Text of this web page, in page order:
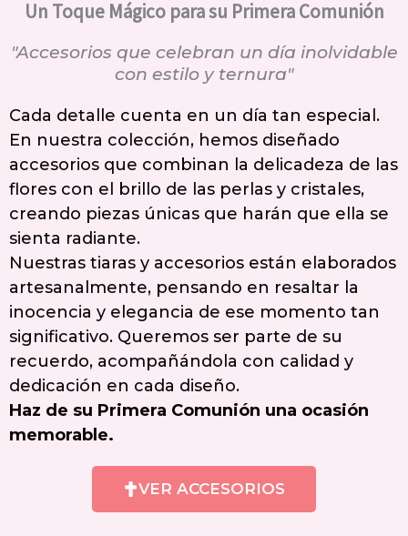
Un Toque Mágico para su Primera Comunión
"Accesorios que celebran un día inolvidable
con estilo y ternura"
Cada detalle cuenta en un día tan especial.
En nuestra colección, hemos diseñado
accesorios que combinan la delicadeza de las
flores con el brillo de las perlas y cristales,
creando piezas únicas que harán que ella se
sienta radiante.
Nuestras tiaras y accesorios están elaborados
artesanalmente, pensando en resaltar la
inocencia y elegancia de ese momento tan
significativo. Queremos ser parte de su
recuerdo, acompañándola con calidad y
dedicación en cada diseño.
Haz de su Primera Comunión una ocasión
memorable.
VER ACCESORIOS